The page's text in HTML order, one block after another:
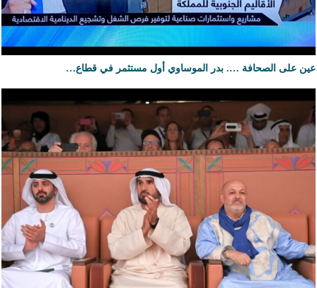
عين على الصحافة …. بدر الموساوي أول مستثمر في قطاع…